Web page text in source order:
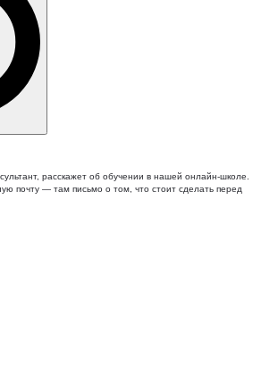
расскажет об обучении в нашей онлайн-школе.
почту — там письмо о том, что стоит сделать перед